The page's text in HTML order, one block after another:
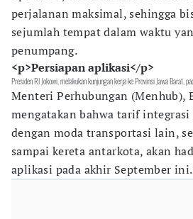
perjalanan maksimal, sehingga
sejumlah tempat dalam waktu
penumpang.
<p>Persiapan aplikasi</p>
Presiden RI Jokowi, melakukan kunjungan kerja ke Provinsi Jawa Barat,
Menteri Perhubungan (Menhub),
mengatakan bahwa tarif
dengan moda transportasi lain,
sampai kereta antarkota, akan
aplikasi pada akhir September ini.